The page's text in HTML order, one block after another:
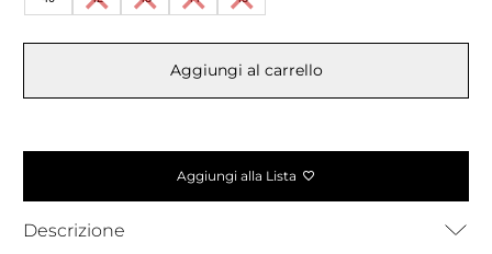
Aggiungi al carrello
Aggiungi alla Lista
Descrizione